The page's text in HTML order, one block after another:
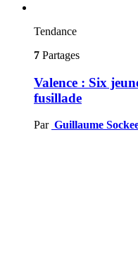
Tendance
7 Partages
Valence : Six
fusillade
Par Guillaume